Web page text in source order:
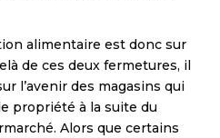
alimentaire est donc sur
de ces deux fermetures, il
l’avenir des magasins qui
propriété à la suite du
Alors que certains